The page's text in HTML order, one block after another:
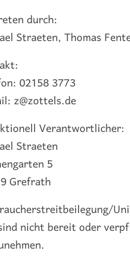
durch:
Straeten, Thomas
02158 3773
ed.slettoz@z
Verantwortlicher:
Straeten
5
Grefrath
nicht bereit oder